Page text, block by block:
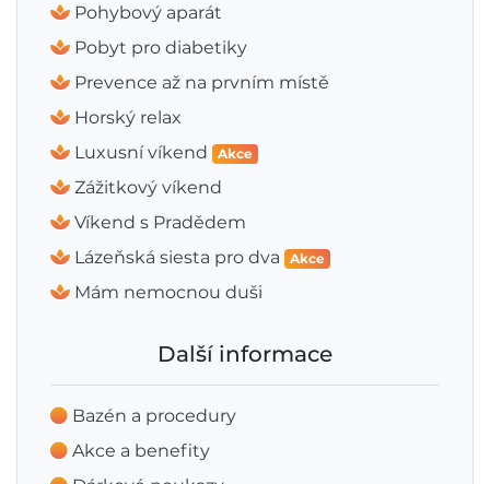
Pohybový aparát
Pobyt pro diabetiky
Prevence až na prvním místě
Horský relax
Luxusní víkend
Akce
Zážitkový víkend
Víkend s Pradědem
Lázeňská siesta pro dva
Akce
Mám nemocnou duši
Další informace
Bazén a procedury
Akce a benefity